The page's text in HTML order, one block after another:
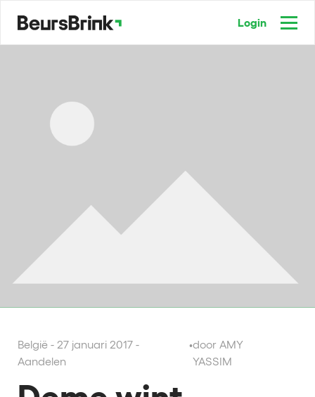
Login
België - 27 januari 2017 -
Aandelen
•door AMY
YASSIM